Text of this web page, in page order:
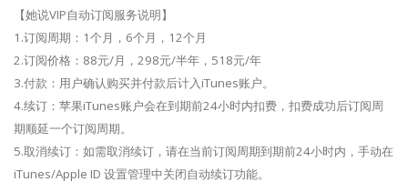
【她说VIP自动订阅服务说明】
1.订阅周期：1个月，6个月，12个月
2.订阅价格：88元/月，298元/半年，518元/年
3.付款：用户确认购买并付款后计入iTunes账户。
4.续订：苹果iTunes账户会在到期前24小时内扣费，扣费成功后订阅周
期顺延一个订阅周期。
5.取消续订：如需取消续订，请在当前订阅周期到期前24小时内，手动在
iTunes/Apple ID 设置管理中关闭自动续订功能。